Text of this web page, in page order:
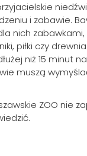
i zabawie.
nich zabawkami,
piłki czy
niż 15 minut
muszą
ZOO nie